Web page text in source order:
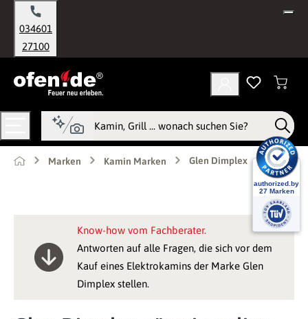
springen
034601
27100
Marken Kamin Marken Glen Dimplex
Know-how vom Fachberater.
Antworten auf alle Fragen, die sich vor dem
Kauf eines Elektrokamins der Marke Glen
Dimplex stellen.